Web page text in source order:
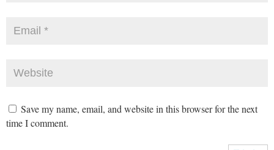
Save my name, email, and website in this browser for the next
time I comment.